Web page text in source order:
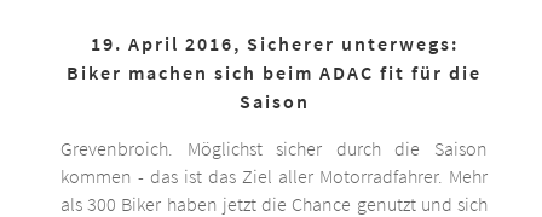
19. April 2016, Sicherer unterwegs:
Biker machen sich beim ADAC fit für die
Saison
Grevenbroich. Möglichst sicher durch die Saison
kommen - das ist das Ziel aller Motorradfahrer. Mehr
als 300 Biker haben jetzt die Chance genutzt und sich